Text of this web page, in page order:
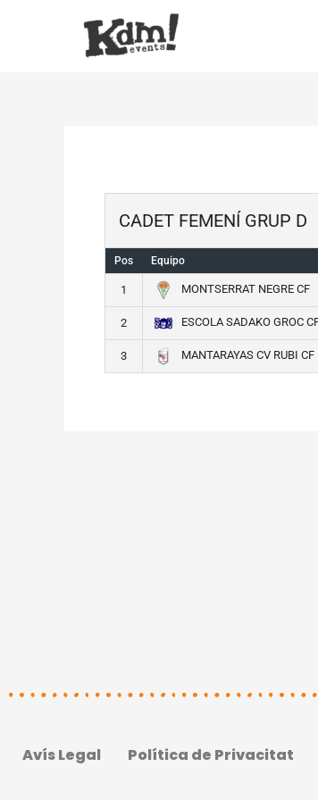
CADET FEMENÍ GRUP D
Pos Equipo
1 MONTSERRAT NEGRE CF
2 ESCOLA SADAKO GROC
3 MANTARAYAS CV RUBI CF
Avís Legal Política de Privacitat